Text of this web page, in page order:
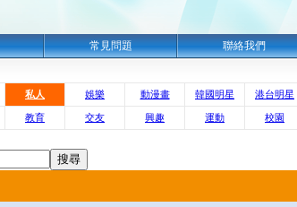
常見問題 聯絡我們
私人 娛樂 動漫畫 韓國明星 港台明星
教育 交友 興趣 運動 校園